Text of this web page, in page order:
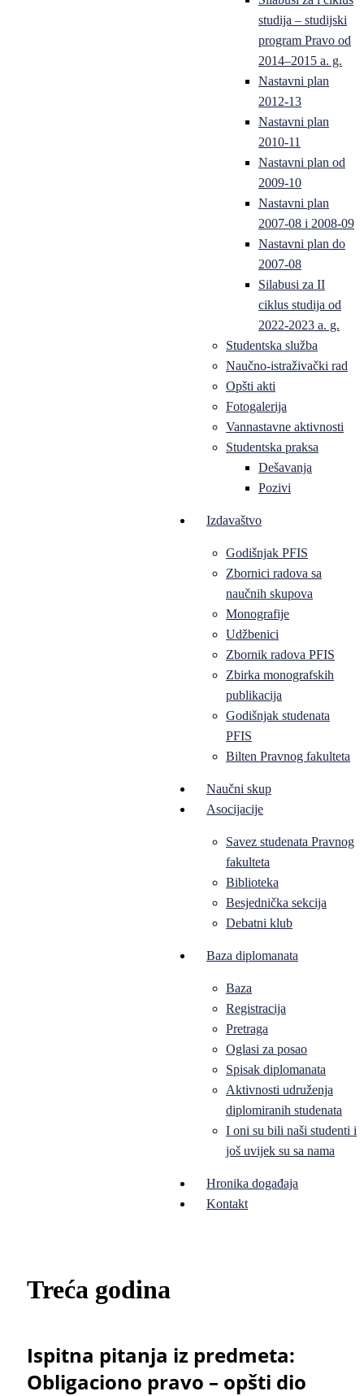
studija – studijski
program Pravo od
2014–2015 a. g.
Nastavni plan
2012-13
Nastavni plan
2010-11
Nastavni plan od
2009-10
Nastavni plan
2007-08 i 2008-09
Nastavni plan do
2007-08
Silabusi za II
ciklus studija od
2022-2023 a. g.
Studentska služba
Naučno-istraživački rad
Opšti akti
Fotogalerija
Vannastavne aktivnosti
Studentska praksa
Dešavanja
Pozivi
Izdavaštvo
Godišnjak PFIS
Zbornici radova sa
naučnih skupova
Monografije
Udžbenici
Zbornik radova PFIS
Zbirka monografskih
publikacija
Godišnjak studenata
PFIS
Bilten Pravnog fakulteta
Naučni skup
Asocijacije
Savez studenata Pravnog
fakulteta
Biblioteka
Besjednička sekcija
Debatni klub
Baza diplomanata
Baza
Registracija
Pretraga
Oglasi za posao
Spisak diplomanata
Aktivnosti udruženja
diplomiranih studenata
I oni su bili naši studenti i
još uvijek su sa nama
Hronika događaja
Kontakt
Treća godina
Ispitna pitanja iz predmeta:
Obligaciono pravo – opšti dio